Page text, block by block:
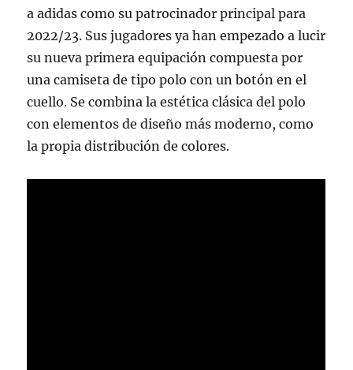
a adidas como su patrocinador principal para
2022/23. Sus jugadores ya han empezado a lucir
su nueva primera equipación compuesta por
una camiseta de tipo polo con un botón en el
cuello. Se combina la estética clásica del polo
con elementos de diseño más moderno, como
la propia distribución de colores.